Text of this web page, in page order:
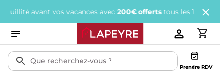
vos vacances avec200€ offertstous les 1 000€ d'achats.
Prendre RDV